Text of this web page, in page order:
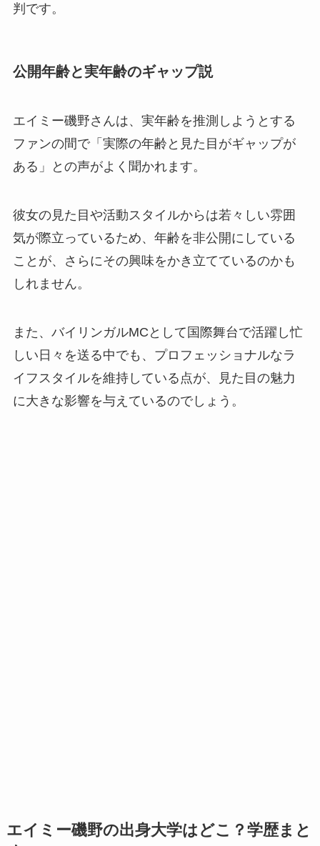
判です。
公開年齢と実年齢のギャップ説
エイミー磯野さんは、実年齢を推測しようとする
ファンの間で「実際の年齢と見た目がギャップが
ある」との声がよく聞かれます。
彼女の見た目や活動スタイルからは若々しい雰囲
気が際立っているため、年齢を非公開にしている
ことが、さらにその興味をかき立てているのかも
しれません。
また、バイリンガルMCとして国際舞台で活躍し忙
しい日々を送る中でも、プロフェッショナルなラ
イフスタイルを維持している点が、見た目の魅力
に大きな影響を与えているのでしょう。
エイミー磯野の出身大学はどこ？学歴まと